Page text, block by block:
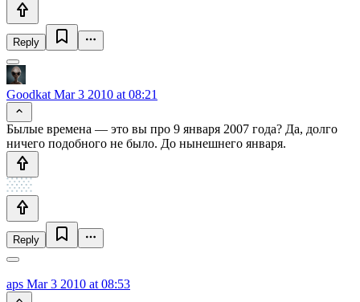
Reply
Goodkat Mar 3 2010 at 08:21
Былые времена — это вы про 9 января 2007 года? Да, долго
ничего подобного не было. До нынешнего января.
Reply
aps Mar 3 2010 at 08:53